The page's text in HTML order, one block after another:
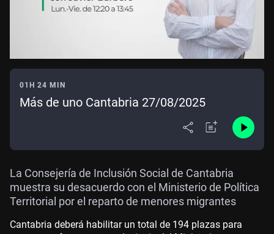
01H 24 MIN
Más de uno Cantabria 27/08/2025
La Consejería de Inclusión Social de Cantabria
muestra su desacuerdo con el Ministerio de Política
Territorial por el reparto de menores migrantes
Cantabria deberá habilitar un total de 194 plazas para